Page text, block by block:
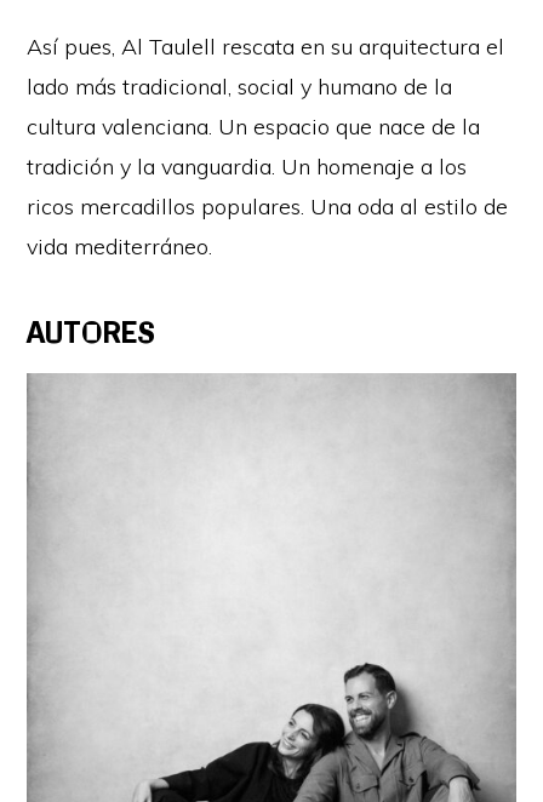
Así pues, Al Taulell rescata en su arquitectura el
lado más tradicional, social y humano de la
cultura valenciana. Un espacio que nace de la
tradición y la vanguardia. Un homenaje a los
ricos mercadillos populares. Una oda al estilo de
vida mediterráneo.
AUTORES